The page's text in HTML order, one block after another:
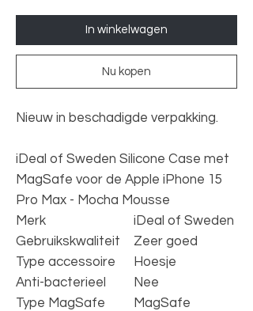
In winkelwagen
Nu kopen
Nieuw in beschadigde verpakking.
iDeal of Sweden Silicone Case met
MagSafe voor de Apple iPhone 15
Pro Max - Mocha Mousse
Merk
iDeal of Sweden
Gebruikskwaliteit
Zeer goed
Type accessoire
Hoesje
Anti-bacterieel
Nee
Type MagSafe
MagSafe